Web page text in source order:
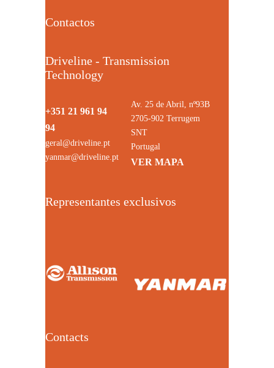
Contactos
Driveline - Transmission
Technology
+351 21 961 94
94
geral@driveline.pt
yanmar@driveline.pt
Av. 25 de Abril, nº93B
2705-902 Terrugem
SNT
Portugal
VER MAPA
Representantes exclusivos
Contacts